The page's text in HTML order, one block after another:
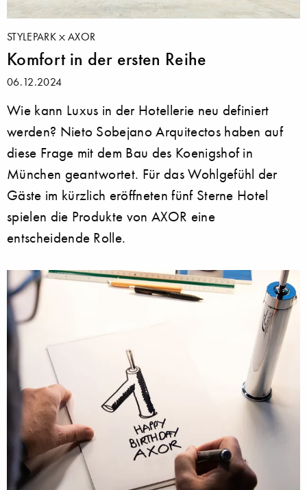
STYLEPARK AXOR
Komfort in der ersten Reihe
06.12.2024
Wie kann Luxus in der Hotellerie neu definiert
werden? Nieto Sobejano Arquitectos haben auf
diese Frage mit dem Bau des Koenigshof in
München geantwortet. Für das Wohlgefühl der
Gäste im kürzlich eröffneten fünf Sterne Hotel
spielen die Produkte von AXOR eine
entscheidende Rolle.